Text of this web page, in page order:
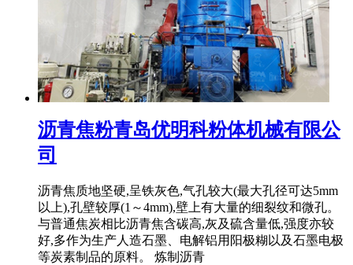
沥青焦粉青岛优明科粉体机械有限公
司
沥青焦质地坚硬,呈铁灰色,气孔较大(最大孔径可达5mm
以上),孔壁较厚(1～4mm),壁上有大量的细裂纹和微孔。
与普通焦炭相比沥青焦含碳高,灰及硫含量低,强度亦较
好,多作为生产人造石墨、电解铝用阳极糊以及石墨电极
等炭素制品的原料。 炼制沥青